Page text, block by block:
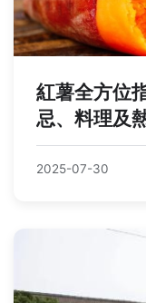
紅薯全方位
忌、料理及
2025-07-30